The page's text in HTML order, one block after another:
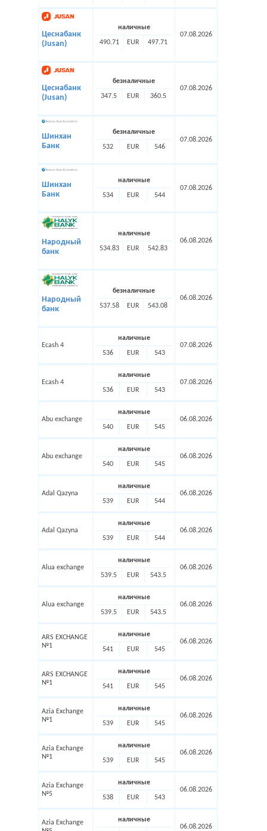
Цеснабанк
(Jusan)
наличные
490.71 EUR 497.71
07.08.2026
Цеснабанк
(Jusan)
безналичные
347.5 EUR 360.5
07.08.2026
Шинхан
Банк
безналичные
532 EUR 546
07.08.2026
Шинхан
Банк
наличные
534 EUR 544
07.08.2026
Народный
банк
наличные
534.83 EUR 542.83
06.08.2026
Народный
банк
безналичные
537.58 EUR 543.08
06.08.2026
Ecash 4
наличные
536 EUR 543
07.08.2026
Ecash 4
наличные
536 EUR 543
07.08.2026
Abu exchange
наличные
540 EUR 545
06.08.2026
Abu exchange
наличные
540 EUR 545
06.08.2026
Adal Qazyna
наличные
539 EUR 544
06.08.2026
Adal Qazyna
наличные
539 EUR 544
06.08.2026
Alua exchange
наличные
539.5 EUR 543.5
06.08.2026
Alua exchange
наличные
539.5 EUR 543.5
06.08.2026
ARS EXCHANGE
№1
наличные
541 EUR 545
06.08.2026
ARS EXCHANGE
№1
наличные
541 EUR 545
06.08.2026
Azia Exchange
№1
наличные
539 EUR 545
06.08.2026
Azia Exchange
№1
наличные
539 EUR 545
06.08.2026
Azia Exchange
№5
наличные
538 EUR 543
06.08.2026
Azia Exchange
наличные
06.08.2026